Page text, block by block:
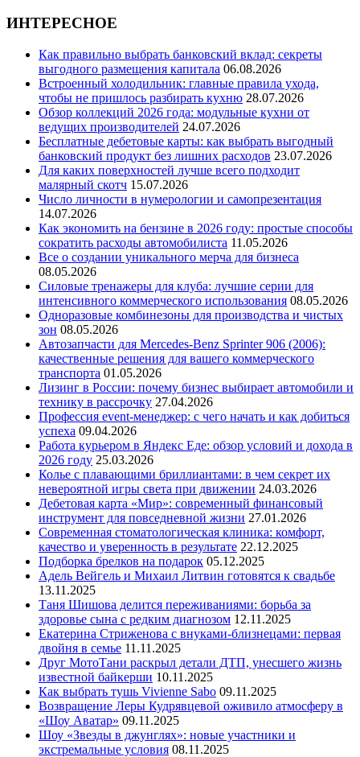
ИНТЕРЕСНОЕ
Как правильно выбрать банковский вклад: секреты
выгодного размещения капитала 06.08.2026
Встроенный холодильник: главные правила ухода,
чтобы не пришлось разбирать кухню 28.07.2026
Обзор коллекций 2026 года: модульные кухни от
ведущих производителей 24.07.2026
Бесплатные дебетовые карты: как выбрать выгодный
банковский продукт без лишних расходов 23.07.2026
Для каких поверхностей лучше всего подходит
малярный скотч 15.07.2026
Число личности в нумерологии и самопрезентация
14.07.2026
Как экономить на бензине в 2026 году: простые способы
сократить расходы автомобилиста 11.05.2026
Все о создании уникального мерча для бизнеса
08.05.2026
Силовые тренажеры для клуба: лучшие серии для
интенсивного коммерческого использования 08.05.2026
Одноразовые комбинезоны для производства и чистых
зон 08.05.2026
Автозапчасти для Mercedes-Benz Sprinter 906 (2006):
качественные решения для вашего коммерческого
транспорта 01.05.2026
Лизинг в России: почему бизнес выбирает автомобили и
технику в рассрочку 27.04.2026
Профессия event-менеджер: с чего начать и как добиться
успеха 09.04.2026
Работа курьером в Яндекс Еде: обзор условий и дохода в
2026 году 25.03.2026
Колье с плавающими бриллиантами: в чем секрет их
невероятной игры света при движении 24.03.2026
Дебетовая карта «Мир»: современный финансовый
инструмент для повседневной жизни 27.01.2026
Современная стоматологическая клиника: комфорт,
качество и уверенность в результате 22.12.2025
Подборка брелков на подарок 05.12.2025
Адель Вейгель и Михаил Литвин готовятся к свадьбе
13.11.2025
Таня Шишова делится переживаниями: борьба за
здоровье сына с редким диагнозом 12.11.2025
Екатерина Стриженова с внуками-близнецами: первая
двойня в семье 11.11.2025
Друг МотоТани раскрыл детали ДТП, унесшего жизнь
известной байкерши 10.11.2025
Как выбрать тушь Vivienne Sabo 09.11.2025
Возвращение Леры Кудрявцевой оживило атмосферу в
«Шоу Аватар» 09.11.2025
Шоу «Звезды в джунглях»: новые участники и
экстремальные условия 08.11.2025